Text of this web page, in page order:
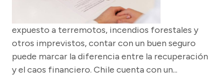
expuesto a terremotos, incendios forestales y
otros imprevistos, contar con un buen seguro
puede marcar la diferencia entre la recuperación
y el caos financiero. Chile cuenta con un...